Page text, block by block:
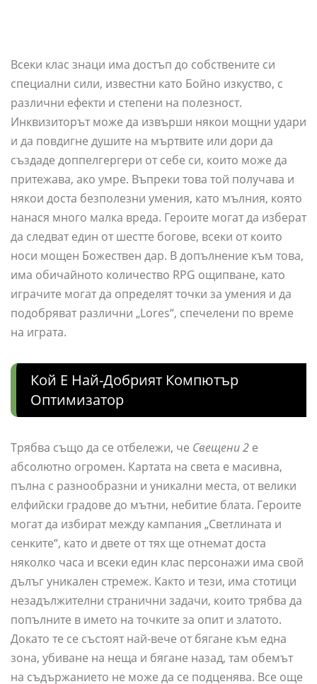
Всеки клас знаци има достъп до собствените си
специални сили, известни като Бойно изкуство, с
различни ефекти и степени на полезност.
Инквизиторът може да извърши някои мощни удари
и да повдигне душите на мъртвите или дори да
създаде доппелгергери от себе си, които може да
притежава, ако умре. Въпреки това той получава и
някои доста безполезни умения, като мълния, която
нанася много малка вреда. Героите могат да изберат
да следват един от шестте богове, всеки от които
носи мощен Божествен дар. В допълнение към това,
има обичайното количество RPG ощипване, като
играчите могат да определят точки за умения и да
подобряват различни „Lores“, спечелени по време
на играта.
Кой Е Най-Добрият Компютър
Оптимизатор
Трябва също да се отбележи, че Свещени 2 е
абсолютно огромен. Картата на света е масивна,
пълна с разнообразни и уникални места, от велики
елфийски градове до мътни, небитие блата. Героите
могат да избират между кампания „Светлината и
сенките“, като и двете от тях ще отнемат доста
няколко часа и всеки един клас персонажи има свой
дълъг уникален стремеж. Както и тези, има стотици
незадължителни странични задачи, които трябва да
попълните в името на точките за опит и златото.
Докато те се състоят най-вече от бягане към една
зона, убиване на неща и бягане назад, там обемът
на съдържанието не може да се подценява. Все още